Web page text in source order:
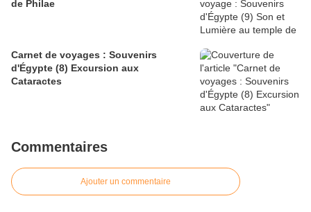
de Philae
Carnet de voyages : Souvenirs
d'Égypte (8) Excursion aux
Cataractes
Commentaires
Ajouter un commentaire